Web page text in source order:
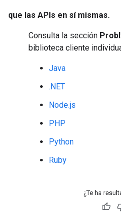
que las APIs en sí mismas.
Consulta la sección
biblioteca cliente
Java
.NET
Node.js
PHP
Python
Ruby
¿Te ha